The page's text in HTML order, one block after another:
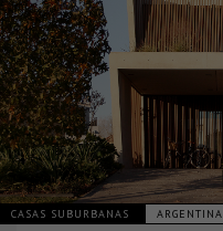
CASAS SUBURBANAS ARGENTINA